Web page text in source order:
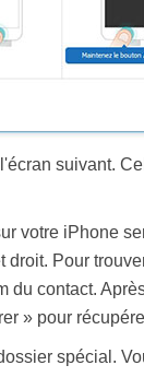
suivant.
votre iPhone
Pour
contact.
» pour
spécial.